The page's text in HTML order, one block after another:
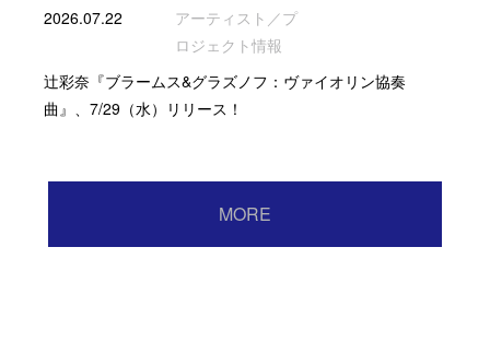
2026.07.22
アーティスト／プ
ロジェクト情報
辻彩奈『ブラームス&グラズノフ：ヴァイオリン協奏
曲』、7/29（水）リリース！
MORE